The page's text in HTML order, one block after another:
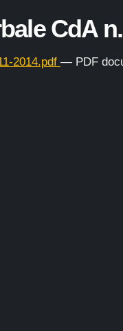
CdA
2014.pdf — PDF